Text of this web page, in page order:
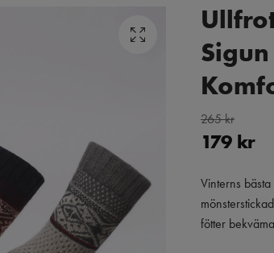
265 kr
179 kr
Vinterns
fötter